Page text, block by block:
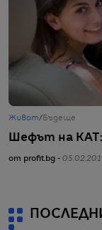
Живот/ Бъдеще
Шефът на
от profit.bg -